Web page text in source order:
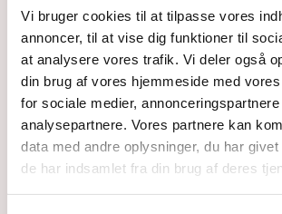
Vi bruger cookies til at tilpasse vores
annoncer, til at vise dig funktioner til
at analysere vores trafik. Vi deler også
din brug af vores hjemmeside med
for sociale medier, annonceringspartnere
analysepartnere. Vores partnere kan
data med andre oplysninger, du har
de har indsamlet fra din brug af deres
Søheste, delfiner, fisk og
Feer og drager
Måner, stjerner og kuber
Kranier og græskar
Gua Sha og Worrystone
Lommesten
Palmstone
Tårne
Kugler